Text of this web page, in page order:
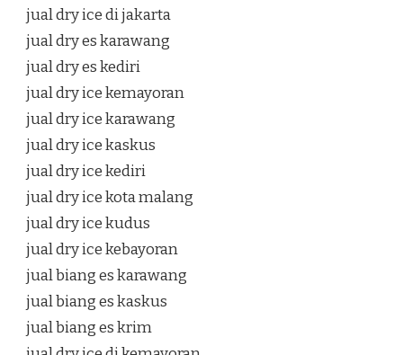
jual dry ice di jakarta
jual dry es karawang
jual dry es kediri
jual dry ice kemayoran
jual dry ice karawang
jual dry ice kaskus
jual dry ice kediri
jual dry ice kota malang
jual dry ice kudus
jual dry ice kebayoran
jual biang es karawang
jual biang es kaskus
jual biang es krim